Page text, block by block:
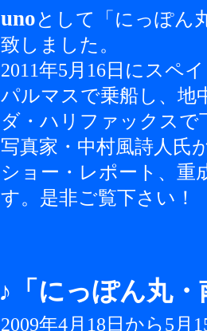
unoとして「にっぽん
致しました。
2011年5月16日にスペ
パルマスで乗船し、地
ダ・ハリファックスで
写真家・中村風詩人氏
ショー・レポート、重
す。是非ご覧下さい！
♪「にっぽん丸
2009年4月18日から5